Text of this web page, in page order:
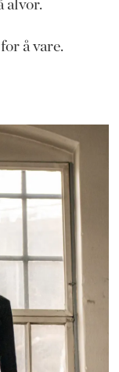
alvor.
å vare.